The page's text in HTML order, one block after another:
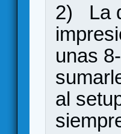
2) La
unas
al